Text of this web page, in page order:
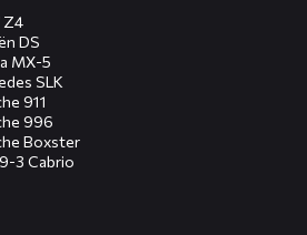
Z4
DS
MX-5
SLK
911
996
Boxster
3 Cabrio